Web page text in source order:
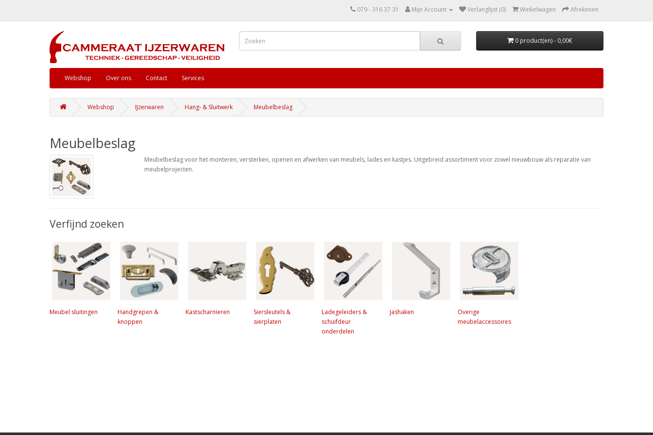
079 - 316 37 31 Mijn Account Verlanglijst (0) Winkelwagen Afrekenen
0 product(en) - 0,00€
Webshop Over ons Contact Services
Webshop IJzerwaren Hang- & Sluitwerk Meubelbeslag
Meubelbeslag
Meubelbeslag voor het monteren, versterken, openen en afwerken van meubels, lades en kastjes. Uitgebreid assortiment voor zowel nieuwbouw als reparatie van
meubelprojecten.
Verfijnd zoeken
Meubel sluitingen
Handgrepen &
knoppen
Kastscharnieren
Siersleutels &
sierplaten
Ladegeleiders &
schuifdeur
onderdelen
Jashaken
Overige
meubelaccessoires